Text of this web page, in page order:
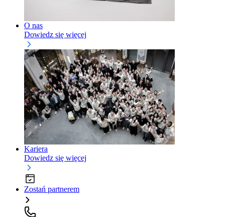
O nas
Dowiedz się więcej
Kariera
Dowiedz się więcej
Zostań partnerem